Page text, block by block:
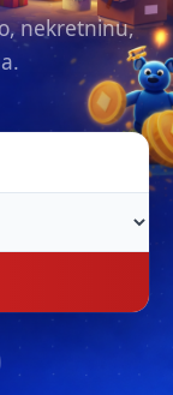
nekretninu,